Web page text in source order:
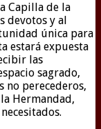
Capilla de la
devotos y al
única para
estará expuesta
las
sagrado,
no perecederos,
Hermandad,